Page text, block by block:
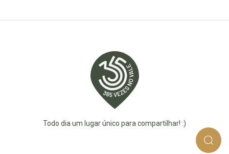
Todo dia um lugar único para compartilhar! :)